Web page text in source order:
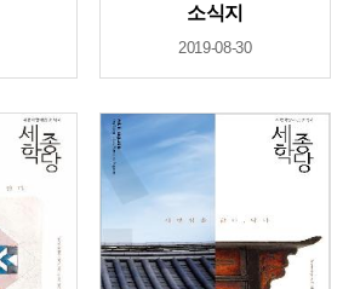
소식지
2019-08-30